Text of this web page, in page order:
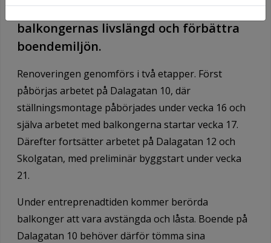
Skolgatan. Arbetet görs för att förlänga
balkongernas livslängd och förbättra
boendemiljön.
Renoveringen genomförs i två etapper. Först
påbörjas arbetet på Dalagatan 10, där
ställningsmontage påbörjades under vecka 16 och
själva arbetet med balkongerna startar vecka 17.
Därefter fortsätter arbetet på Dalagatan 12 och
Skolgatan, med preliminär byggstart under vecka
21.
Under entreprenadtiden kommer berörda
balkonger att vara avstängda och låsta. Boende på
Dalagatan 10 behöver därför tömma sina